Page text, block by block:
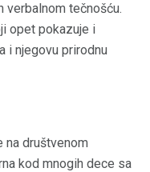
tečnošću.
opet pokazuje i
i njegovu prirodnu
na društvenom
kod mnogih dece sa